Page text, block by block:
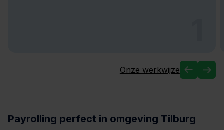
Onze werkwijze
Payrolling perfect in omgeving Tilburg